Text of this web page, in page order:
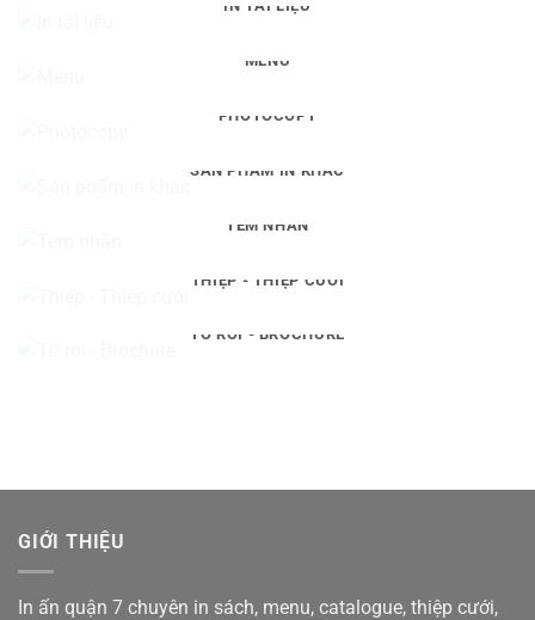
IN TÀI LIỆU
MENU
PHOTOCOPY
SẢN PHẨM IN KHÁC
TEM NHÃN
THIỆP - THIỆP CƯỚI
TỜ RƠI - BROCHURE
GIỚI THIỆU
In ấn quận 7 chuyên in sách, menu, catalogue, thiệp cưới,